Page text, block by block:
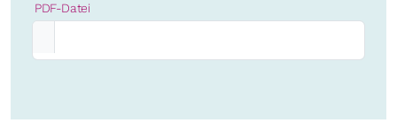
PDF-Datei